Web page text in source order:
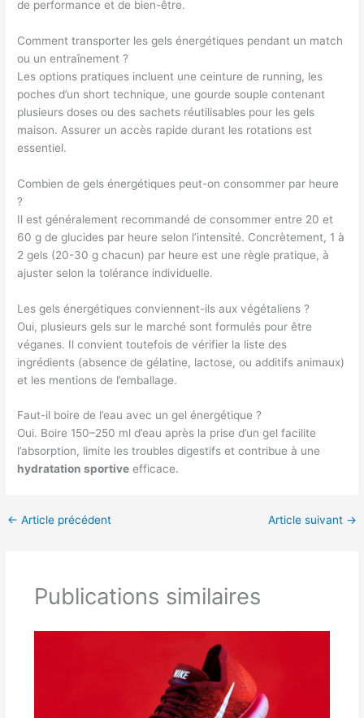
de performance et de bien-être.
Comment transporter les gels énergétiques pendant un match
ou un entraînement ?
Les options pratiques incluent une ceinture de running, les
poches d’un short technique, une gourde souple contenant
plusieurs doses ou des sachets réutilisables pour les gels
maison. Assurer un accès rapide durant les rotations est
essentiel.
Combien de gels énergétiques peut-on consommer par heure
?
Il est généralement recommandé de consommer entre 20 et
60 g de glucides par heure selon l’intensité. Concrètement, 1 à
2 gels (20-30 g chacun) par heure est une règle pratique, à
ajuster selon la tolérance individuelle.
Les gels énergétiques conviennent-ils aux végétaliens ?
Oui, plusieurs gels sur le marché sont formulés pour être
véganes. Il convient toutefois de vérifier la liste des
ingrédients (absence de gélatine, lactose, ou additifs animaux)
et les mentions de l’emballage.
Faut-il boire de l’eau avec un gel énergétique ?
Oui. Boire 150–250 ml d’eau après la prise d’un gel facilite
l’absorption, limite les troubles digestifs et contribue à une
hydratation sportive efficace.
← Article précédent Article suivant →
Publications similaires